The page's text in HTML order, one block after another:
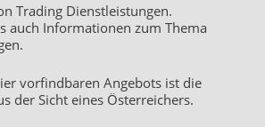
Trading Dienstleistungen.
auch Informationen zum Thema
vorfindbaren Angebots ist die
der Sicht eines Österreichers.